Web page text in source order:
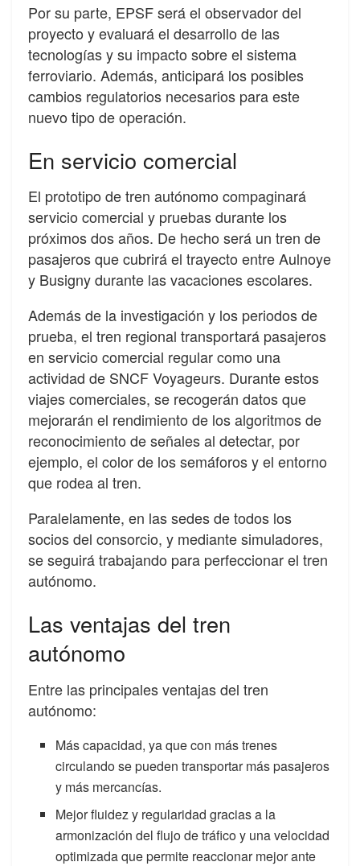
Por su parte, EPSF será el observador del
proyecto y evaluará el desarrollo de las
tecnologías y su impacto sobre el sistema
ferroviario. Además, anticipará los posibles
cambios regulatorios necesarios para este
nuevo tipo de operación.
En servicio comercial
El prototipo de tren autónomo compaginará
servicio comercial y pruebas durante los
próximos dos años. De hecho será un tren de
pasajeros que cubrirá el trayecto entre Aulnoye
y Busigny durante las vacaciones escolares.
Además de la investigación y los periodos de
prueba, el tren regional transportará pasajeros
en servicio comercial regular como una
actividad de SNCF Voyageurs. Durante estos
viajes comerciales, se recogerán datos que
mejorarán el rendimiento de los algoritmos de
reconocimiento de señales al detectar, por
ejemplo, el color de los semáforos y el entorno
que rodea al tren.
Paralelamente, en las sedes de todos los
socios del consorcio, y mediante simuladores,
se seguirá trabajando para perfeccionar el tren
autónomo.
Las ventajas del tren
autónomo
Entre las principales ventajas del tren
autónomo:
Más capacidad, ya que con más trenes
circulando se pueden transportar más pasajeros
y más mercancías.
Mejor fluidez y regularidad gracias a la
armonización del flujo de tráfico y una velocidad
optimizada que permite reaccionar mejor ante